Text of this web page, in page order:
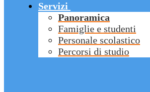
Servizi
Panoramica
Famiglie e studenti
Personale scolastico
Percorsi di studio